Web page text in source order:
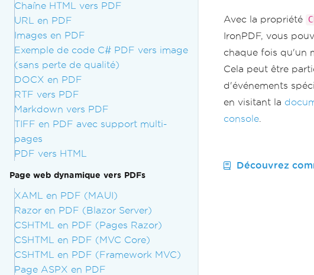
Chaîne HTML vers PDF
URL en PDF
Images en PDF
Exemple de code C# PDF vers image
(sans perte de qualité)
DOCX en PDF
RTF vers PDF
Markdown vers PDF
TIFF en PDF avec support multi-
pages
PDF vers HTML
Page web dynamique vers PDFs
XAML en PDF (MAUI)
Razor en PDF (Blazor Server)
CSHTML en PDF (Pages Razor)
CSHTML en PDF (MVC Core)
CSHTML en PDF (Framework MVC)
Page ASPX en PDF
Avec la propriété
IronPDF, vous
chaque fois qu'un
Cela peut être
d'événements
en visitant la
console
Découvrez